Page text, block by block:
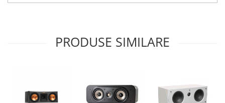
PRODUSE SIMILARE